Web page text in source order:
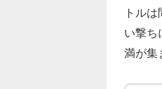
トル
い撃ち
満が集